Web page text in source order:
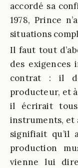
accordé sa
1978, Prince
situations
Il faut tout
des exigences
contrat : il
producteur, et
il écrirait
instruments, et
signifiait qu’il
production
vienne lui